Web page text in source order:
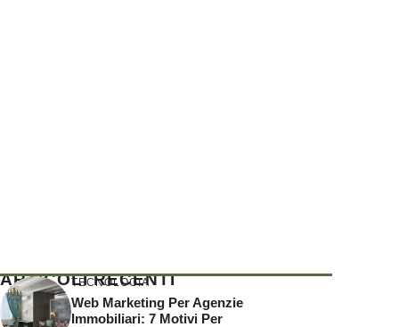
ARTICOLI RECENTI
TECNOLOGIA
Web Marketing Per Agenzie
Immobiliari: 7 Motivi Per